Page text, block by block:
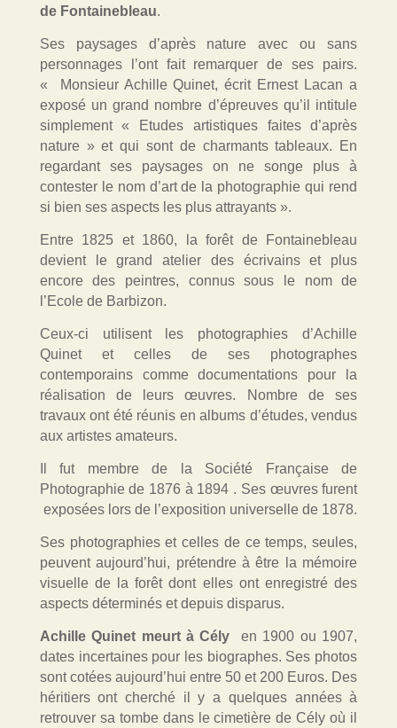
de Fontainebleau.
Ses paysages d’après nature avec ou sans
personnages l’ont fait remarquer de ses pairs.
« Monsieur Achille Quinet, écrit Ernest Lacan a
exposé un grand nombre d’épreuves qu’il intitule
simplement « Etudes artistiques faites d’après
nature » et qui sont de charmants tableaux. En
regardant ses paysages on ne songe plus à
contester le nom d’art de la photographie qui rend
si bien ses aspects les plus attrayants ».
Entre 1825 et 1860, la forêt de Fontainebleau
devient le grand atelier des écrivains et plus
encore des peintres, connus sous le nom de
l’Ecole de Barbizon.
Ceux-ci utilisent les photographies d’Achille
Quinet et celles de ses photographes
contemporains comme documentations pour la
réalisation de leurs œuvres. Nombre de ses
travaux ont été réunis en albums d’études, vendus
aux artistes amateurs.
Il fut membre de la Société Française de
Photographie de 1876 à 1894 . Ses œuvres furent
exposées lors de l’exposition universelle de 1878.
Ses photographies et celles de ce temps, seules,
peuvent aujourd’hui, prétendre à être la mémoire
visuelle de la forêt dont elles ont enregistré des
aspects déterminés et depuis disparus.
Achille Quinet meurt à Cély en 1900 ou 1907,
dates incertaines pour les biographes. Ses photos
sont cotées aujourd’hui entre 50 et 200 Euros. Des
héritiers ont cherché il y a quelques années à
retrouver sa tombe dans le cimetière de Cély où il